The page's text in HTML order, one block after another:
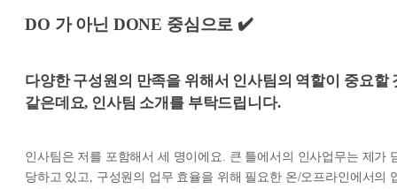
DO 가 아닌 DONE 중심으로 ✔️
다양한 구성원의 만족을 위해서 인사팀의 역할이 중요할
같은데요, 인사팀 소개를 부탁드립니다.
인사팀은 저를 포함해서 세 명이에요. 큰 틀에서의 인사업무는 제가
당하고 있고, 구성원의 업무 효율을 위해 필요한 온/오프라인에서의